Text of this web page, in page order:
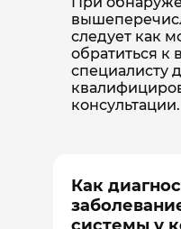
следует как
обратиться к
специалисту
консультации.
Как
системы у